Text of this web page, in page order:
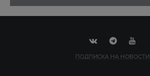
ПОДПИСКА НА НОВОСТИ